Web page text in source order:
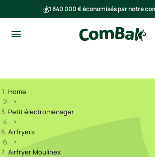
💰1 840 000 € économisés par notre
Home
Petit électroménager
Airfryers
Airfryer Moulinex